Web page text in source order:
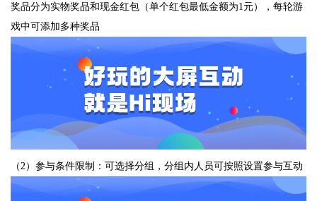
奖品分为实物奖品和现金红包（单个红包最低金额为1元），每轮游
戏中可添加多种奖品
（2）参与条件限制：可选择分组，分组内人员可按照设置参与互动